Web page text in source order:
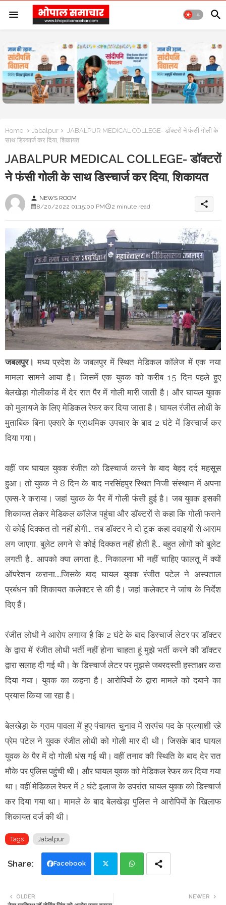
Home Jabalpur
JABALPUR MEDICAL COLLEGE- डॉक्टरों ने फंसी गोली के
साथ डिस्चार्ज कर दिया, शिकायत
JABALPUR MEDICAL COLLEGE- डॉक्टरों
ने फंसी गोली के साथ डिस्चार्ज कर दिया, शिकायत
person NEWS ROOM
8/20/2022 01:15:00 PM
2 minute read share
जबलपुर। मध्य प्रदेश के जबलपुर में स्थित मेडिकल कॉलेज में एक नया
मामला सामने आया है। जिसमें एक युवक को करीब 15 दिन पहले हुए
बेलखेड़ा गोलीकांड में देर रात पैर में गोली मारी जाती है। और घायल युवक
को मुलायजे के लिए मेडिकल रेफर कर दिया जाता है। घायल रंजीत लोधी के
मुताबिक बिना एक्सरे के प्राथमिक उपचार के बाद 2 घंटे में डिस्चार्ज कर
दिया गया।
वहीं जब घायल युवक रंजीत को डिस्चार्ज करने के बाद बेहद दर्द महसूस
हुआ। तो युवक ने 8 दिन के बाद नरसिंहपुर स्थित निजी संस्थान में अपना
एक्स-रे कराया। जहां युवक के पैर में गोली फंसी हुई है। जब युवक इसकी
शिकायत लेकर मेडिकल कॉलेज पहुंचा और डॉक्टरों से कहा कि गोली फसने
से कोई दिक्कत तो नहीं होगी... तब डॉक्टर ने दो टूक कहा दवाइयों से आराम
लग जाएगा, बुलेट लगने से कोई दिक्कत नहीं होती है... बहुत लोगों को बुलेट
लगती है... आपको क्या लगता है... निकालना भी नहीं चाहिए फालतू में क्यों
ऑपरेशन कराना....जिसके बाद घायल युवक रंजीत पटेल ने अस्पताल
प्रबंधन की शिकायत कलेक्टर से की है। जहां कलेक्टर ने जांच के निर्देश
दिए हैं।
रंजीत लोधी ने आरोप लगाया है कि 2 घंटे के बाद डिस्चार्ज लेटर पर डॉक्टर
के द्वारा में रंजीत लोधी भर्ती नहीं होना चाहता हूं मुझे भर्ती करने की डॉक्टर
द्वारा सलाह दी गई थी। के डिस्चार्ज लेटर पर मुझसे जबरदस्ती हस्ताक्षर करा
दिया गया। युवक का कहना है। आरोपियों के द्वारा मामले को दबाने का
प्रयास किया जा रहा है।
बेलखेड़ा के ग्राम पावला में हुए पंचायत चुनाव में सरपंच पद के प्रत्याशी रहे
प्रेम पटेल ने युवक रंजीत लोधी को गोली मार दी थी। जिसके बाद घायल
युवक के पैर में दो गोली धंस गई थी। वहीं तनाव की स्थिति के बाद देर रात
मौके पर पुलिस पहुंची थी। और घायल युवक को मेडिकल रेफर कर दिया गया
था। वहीं मेडिकल रेफर में 2 घंटे इलाज के उपरांत घायल युवक को डिस्चार्ज
कर दिया गया था। मामले के बाद बेलखेड़ा पुलिस ने आरोपियों के खिलाफ
शिकायत दर्ज की थी।
Tags Jabalpur
Facebook
NEWER
OLDER